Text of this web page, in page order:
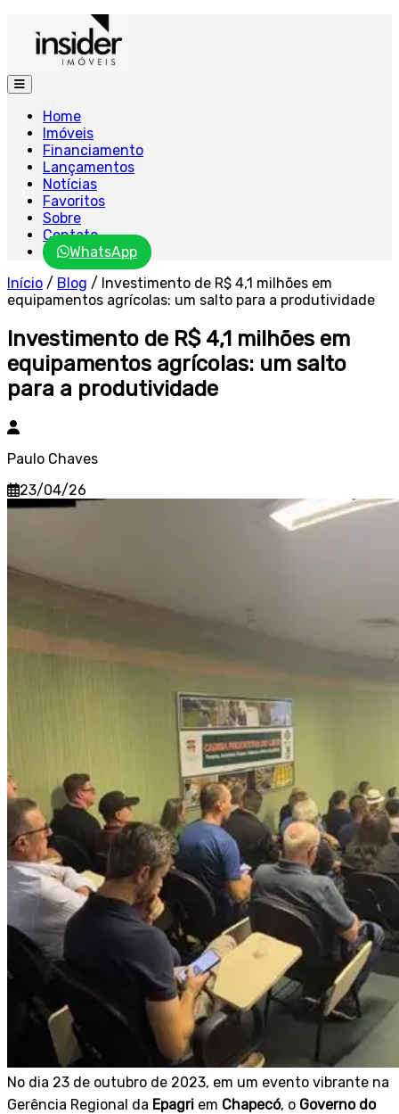
Home
Imóveis
Financiamento
Lançamentos
Notícias
Favoritos
Sobre
Contato
WhatsApp
Início / Blog / Investimento de R$ 4,1 milhões em
equipamentos agrícolas: um salto para a produtividade
Investimento de R$ 4,1 milhões em
equipamentos agrícolas: um salto
para a produtividade
Paulo Chaves
23/04/26
No dia 23 de outubro de 2023, em um evento vibrante na
Gerência Regional da Epagri em Chapecó, o Governo do